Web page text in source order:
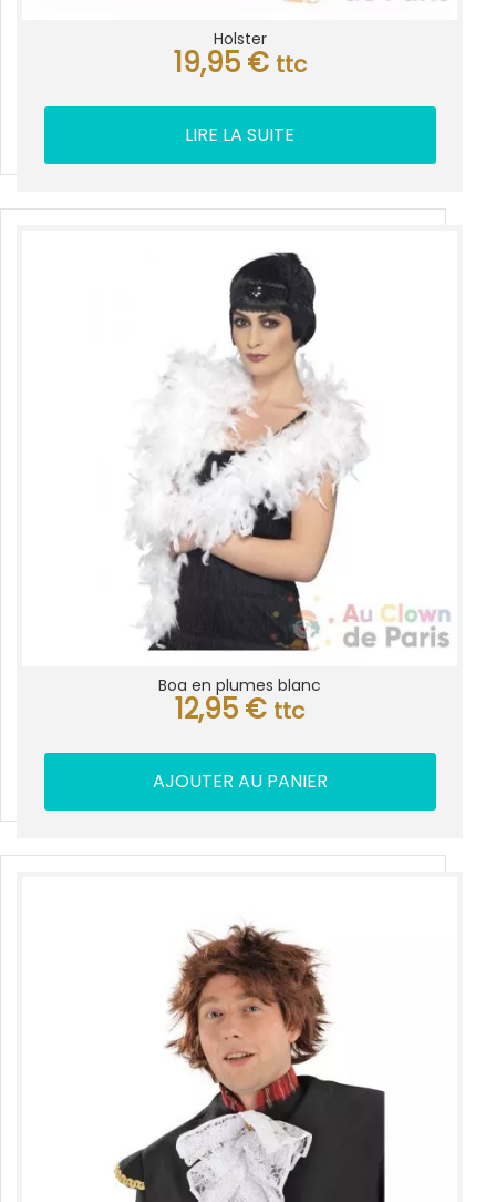
Holster
19,95 € ttc
LIRE LA SUITE
Boa en plumes blanc
12,95 € ttc
AJOUTER AU PANIER